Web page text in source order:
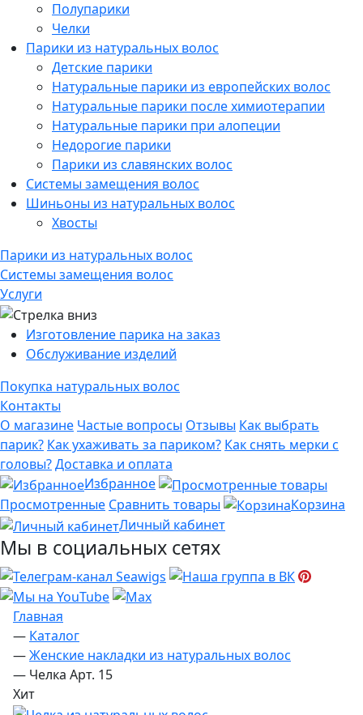
Полупарики
Челки
Парики из натуральных волос
Детские парики
Натуральные парики из европейских волос
Натуральные парики после химиотерапии
Натуральные парики при алопеции
Недорогие парики
Парики из славянских волос
Системы замещения волос
Шиньоны из натуральных волос
Хвосты
Парики из натуральных волос
Системы замещения волос
Услуги
Изготовление парика на заказ
Обслуживание изделий
Покупка натуральных волос
Контакты
О магазине Частые вопросы Отзывы Как выбрать
парик? Как ухаживать за париком? Как снять мерки с
головы?Доставка и оплата
Избранное
Просмотренные Сравнить товары
Корзина
Личный кабинет
Мы в социальных сетях
Главная
— Каталог
—Женские накладки из натуральных волос
— Челка Арт. 15
Хит